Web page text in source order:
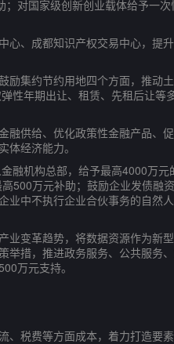
对国家级创新创业载体给予一
、成都知识产权交易中心，提
集约节约用地四个方面，推动
性年期出让、租赁、先租后让等
供给、优化政策性金融产品、
经济能力。
机构总部，给予最高4000万元
500万元补助；鼓励企业发债融
业中不执行企业合伙事务的自然
变革趋势，将数据资源作为新
举措，推进政务服务、公共服务
万元支持。
税费等方面成本，着力打造要素